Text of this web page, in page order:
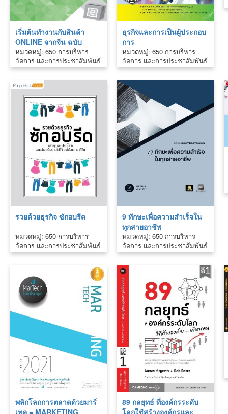
เริ่มต้นทำงานกับสินค้า
ONLINE จากจีน ฉบับ
สมบูรณ์
หมวดหมู่: 650 การบริหาร
จัดการ และการประชาสัมพันธ์
ธุรกิจและการเป็นผู้ประกอบ
การ
หมวดหมู่: 650 การบริหาร
จัดการ และการประชาสัมพันธ์
รวยด้วยธุรกิจ ซักอบรีด
หมวดหมู่: 650 การบริหาร
จัดการ และการประชาสัมพันธ์
9 ทักษะเพื่อความสำเร็จใน
ทุกสายอาชีพ
หมวดหมู่: 650 การบริหาร
จัดการ และการประชาสัมพันธ์
พลิกโลกการตลาดด้วยมาร์
89 กลยุทธ์ ที่องค์กรระดับ